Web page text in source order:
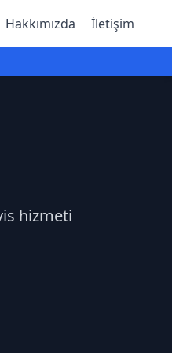
Hakkımızda İletişim
hizmeti